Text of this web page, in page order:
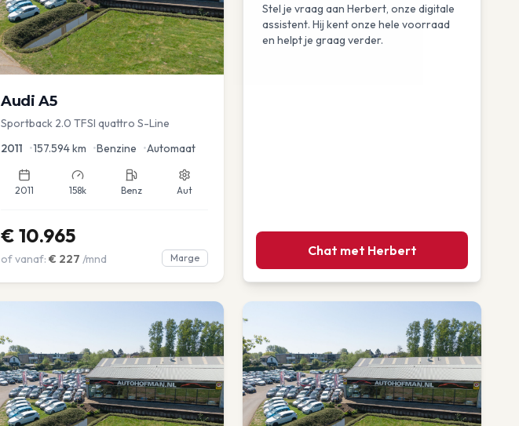
Audi A5
Sportback 2.0 TFSI quattro S-Line
2011 •157.594km •Benzine •Automaat
2011 158k Benz Aut
€ 10.965
of vanaf: € 227 /mnd Marge
Stel je vraag aan Herbert, onze digitale
assistent. Hij kent onze hele voorraad
en helpt je graag verder.
Chat met Herbert